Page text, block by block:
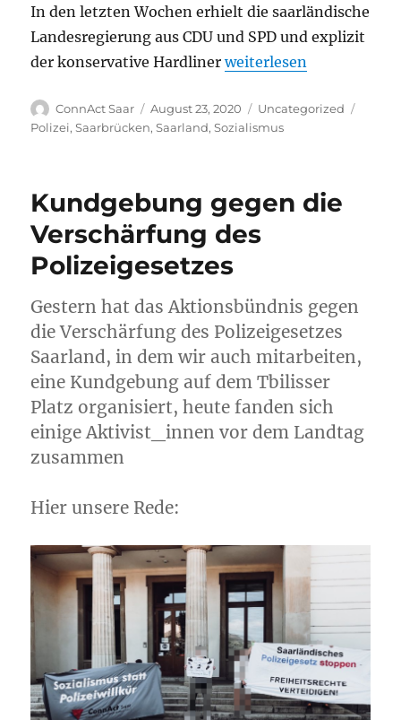
In den letzten Wochen erhielt die saarländische
Landesregierung aus CDU und SPD und explizit
der konservative Hardliner„Infostand gegen die
weiterlesen
Autor
ConnAct Saar
Veröffentlicht
am
August 23, 2020 Kategorien
Uncategorized
Polizei,Saarbrücken,Saarland,Sozialismus
Kundgebung gegen die
Verschärfung des
Polizeigesetzes
Gestern hat das Aktionsbündnis gegen
die Verschärfung des Polizeigesetzes
Saarland, in dem wir auch mitarbeiten,
eine Kundgebung auf dem Tbilisser
Platz organisiert, heute fanden sich
einige Aktivist_innen vor dem Landtag
zusammen
Hier unsere Rede: